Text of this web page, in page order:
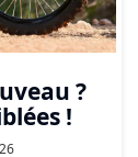
?
!